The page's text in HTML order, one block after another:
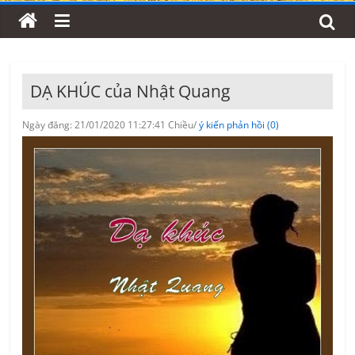
DẠ KHÚC của Nhật Quang
Ngày đăng: 21/01/2020 11:27:41 Chiều/ý kiến phản hồi (0)